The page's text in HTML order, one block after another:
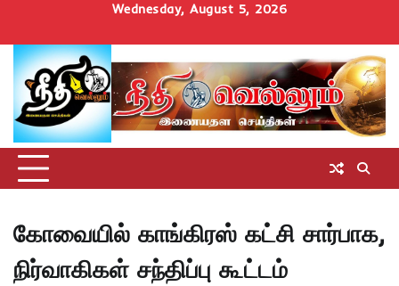
content
Wednesday, August 5, 2026
Homeசெய்திகள்
தமிழ்நாடுமாவட்டச்செய்திகள்
அரசியல்ஆன்மிகம்
சட்டம்
அறிவோம்
சினிமாUncategorized
கோவையில் காங்கிரஸ் கட்சி சார்பாக,
நிர்வாகிகள் சந்திப்பு கூட்டம்